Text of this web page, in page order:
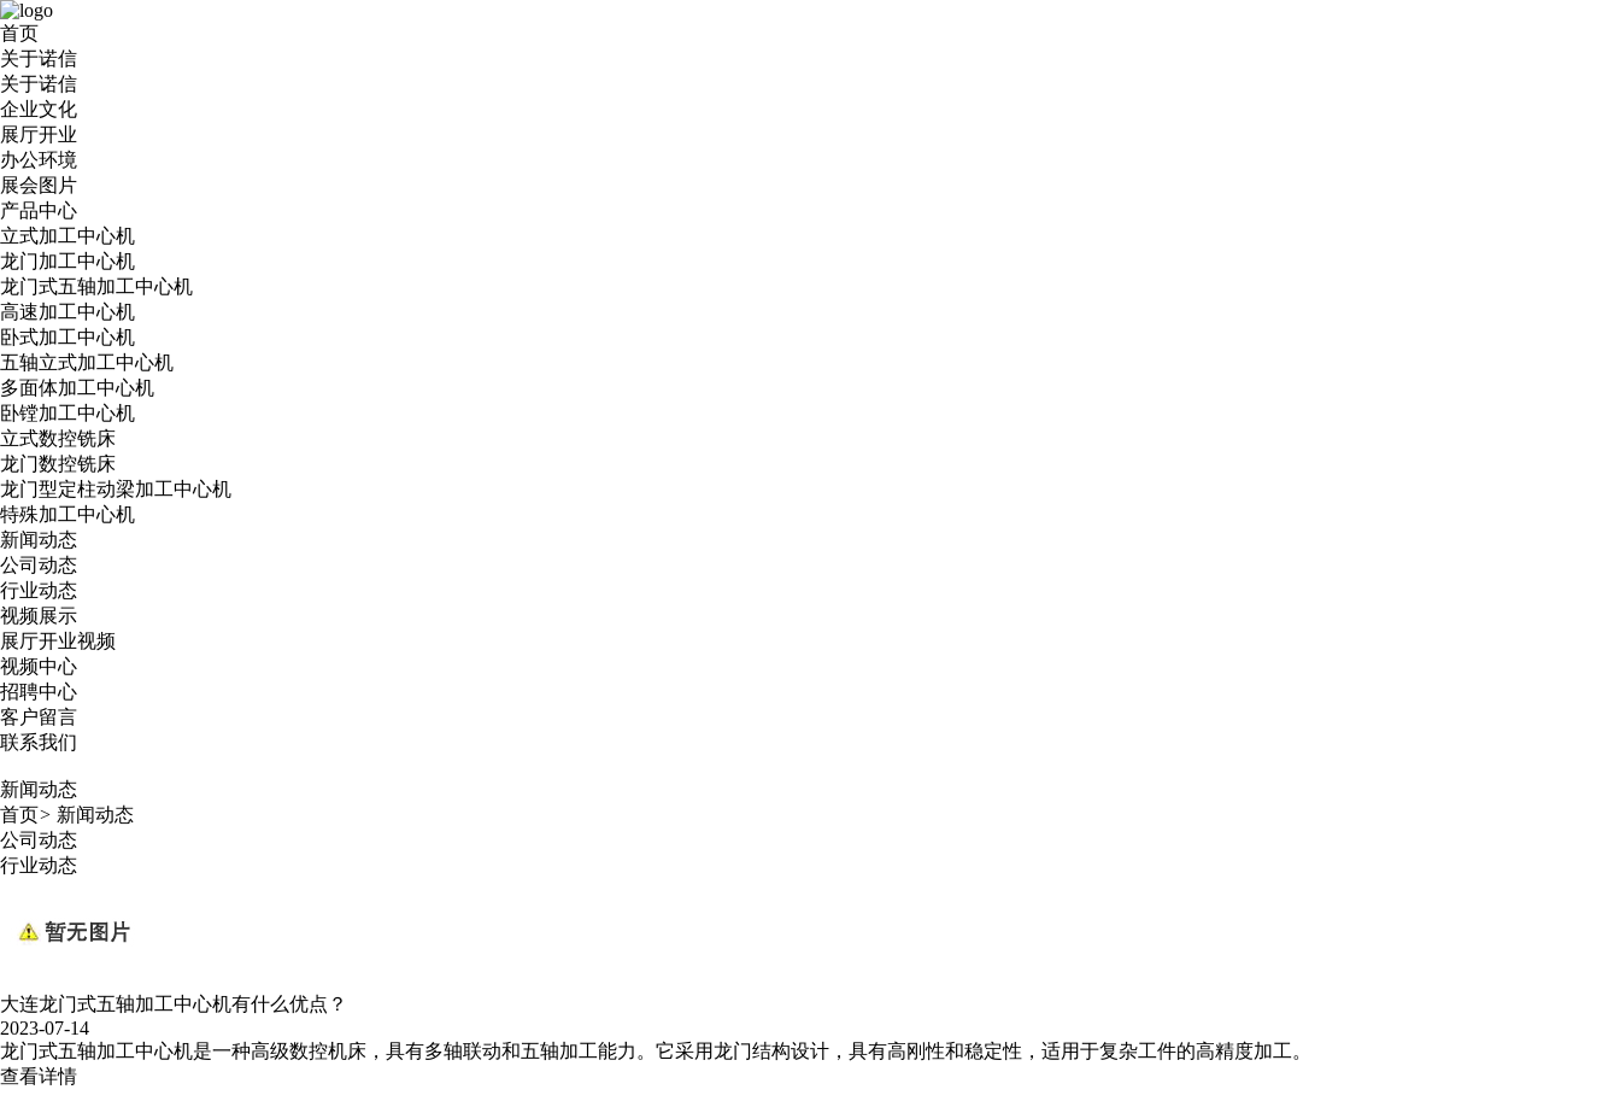
首页
关于诺信
关于诺信
企业文化
展厅开业
办公环境
展会图片
产品中心
立式加工中心机
龙门加工中心机
龙门式五轴加工中心机
高速加工中心机
卧式加工中心机
五轴立式加工中心机
多面体加工中心机
卧镗加工中心机
立式数控铣床
龙门数控铣床
龙门型定柱动梁加工中心机
特殊加工中心机
新闻动态
公司动态
行业动态
视频展示
展厅开业视频
视频中心
招聘中心
客户留言
联系我们
新闻动态
首页> 新闻动态
公司动态
行业动态
大连龙门式五轴加工中心机有什么优点？
2023-07-14
龙门式五轴加工中心机是一种高级数控机床，具有多轴联动和五轴加工能力。它采用龙门结构设计，具有高刚性和稳定性，适用于复杂工件的高精度加工。
查看详情